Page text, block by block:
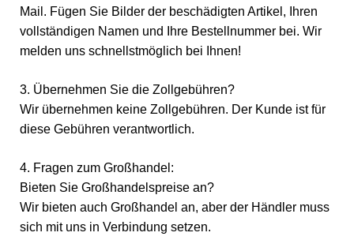
Mail. Fügen Sie Bilder der beschädigten Artikel, Ihren
vollständigen Namen und Ihre Bestellnummer bei. Wir
melden uns schnellstmöglich bei Ihnen!
3. Übernehmen Sie die Zollgebühren?
Wir übernehmen keine Zollgebühren. Der Kunde ist für
diese Gebühren verantwortlich.
4. Fragen zum Großhandel:
Bieten Sie Großhandelspreise an?
Wir bieten auch Großhandel an, aber der Händler muss
sich mit uns in Verbindung setzen.